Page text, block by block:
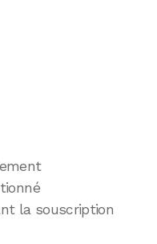
la souscription